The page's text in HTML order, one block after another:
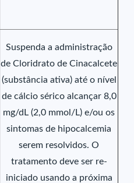
Suspenda a administração
de Cloridrato de Cinacalcete
(substância ativa) até o nível
de cálcio sérico alcançar 8,0
mg/dL (2,0 mmol/L) e/ou os
sintomas de hipocalcemia
serem resolvidos. O
tratamento deve ser re-
iniciado usando a próxima